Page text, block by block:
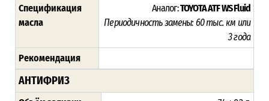
Спецификация
масла
Аналог:TOYOTA ATF WS Fluid
Периодичность замены: 60 тыс. км или
3 года
Рекомендация
АНТИФРИЗ